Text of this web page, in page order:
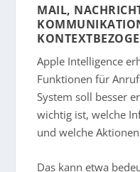
MAIL,
Apple Intelligence
Funktionen für
System soll besser
wichtig ist, welche
und welche
Das kann etwa